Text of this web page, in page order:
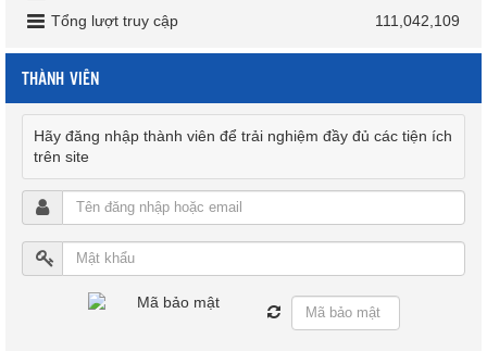
Tổng lượt truy cập
111,042,109
THÀNH VIÊN
Hãy đăng nhập thành viên để trải nghiệm đầy đủ các tiện ích
trên site